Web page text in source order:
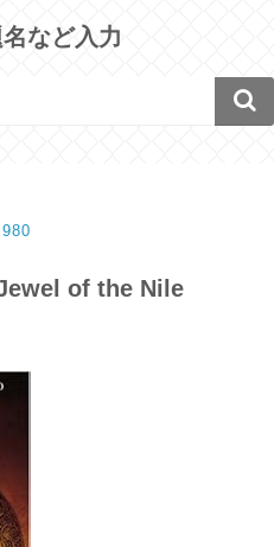
など入力
of the Nile